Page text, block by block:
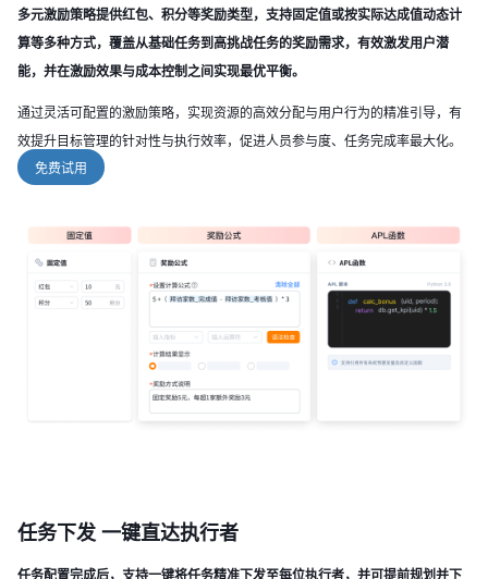
多元激励策略提供红包、积分等奖励类型，支持固定值或按实际达成值动态计
算等多种方式，覆盖从基础任务到高挑战任务的奖励需求，有效激发用户潜
能，并在激励效果与成本控制之间实现最优平衡。
通过灵活可配置的激励策略，实现资源的高效分配与用户行为的精准引导，有
效提升目标管理的针对性与执行效率，促进人员参与度、任务完成率最大化。
免费试用
任务下发 一键直达执行者
任务配置完成后，支持一键将任务精准下发至每位执行者，并可提前规划并下